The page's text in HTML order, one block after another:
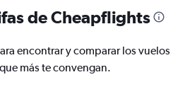
de Cheapflights
encontrar y comparar los vuelos
más te convengan.